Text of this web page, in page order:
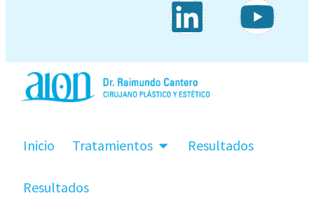
Inicio Tratamientos Resultados
Resultados